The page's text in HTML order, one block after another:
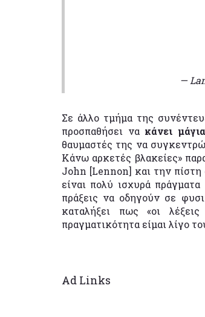
—
Σε άλλο τμήμα της
προσπαθήσει νακάνει μάγια
θαυμαστές της να
Κάνω αρκετές βλακείες»
John [Lennon] και την πίστη
είναι πολύ ισχυρά πράγματα
πράξεις να οδηγούν σε
καταλήξει πως «οι
πραγματικότητα είμαι λίγο
Ad Links